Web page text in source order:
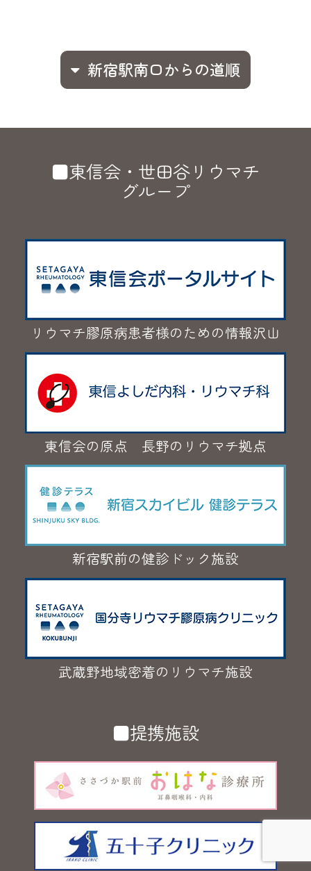
新宿駅南口からの道順
■東信会・世田谷リウマチ
グループ
リウマチ膠原病患者様のための情報沢山
東信会の原点 長野のリウマチ拠点
新宿駅前の健診ドック施設
武蔵野地域密着のリウマチ施設
■提携施設